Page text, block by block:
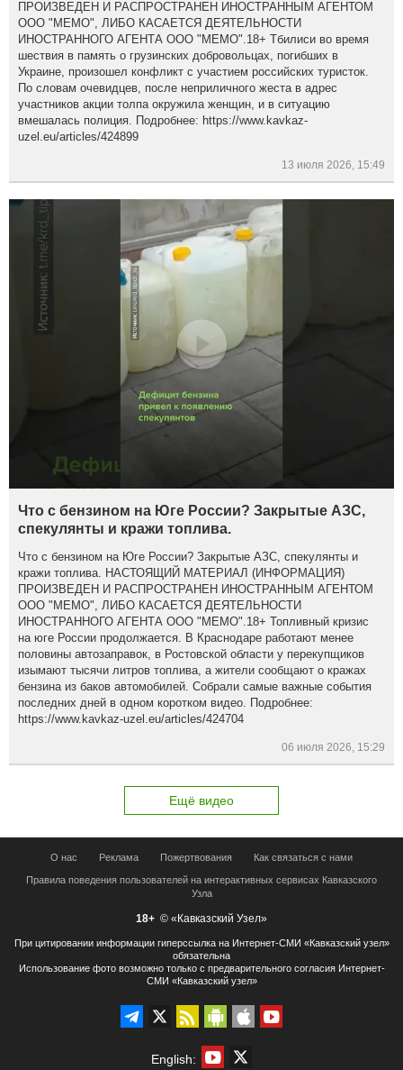
ПРОИЗВЕДЕН И РАСПРОСТРАНЕН ИНОСТРАННЫМ АГЕНТОМ
ООО "МЕМО", ЛИБО КАСАЕТСЯ ДЕЯТЕЛЬНОСТИ
ИНОСТРАННОГО АГЕНТА ООО "МЕМО".18+ Тбилиси во время
шествия в память о грузинских добровольцах, погибших в
Украине, произошел конфликт с участием российских туристок.
По словам очевидцев, после неприличного жеста в адрес
участников акции толпа окружила женщин, и в ситуацию
вмешалась полиция. Подробнее: https://www.kavkaz-
uzel.eu/articles/424899
13 июля 2026, 15:49
Что с бензином на Юге России? Закрытые АЗС,
спекулянты и кражи топлива.
Что с бензином на Юге России? Закрытые АЗС, спекулянты и
кражи топлива. НАСТОЯЩИЙ МАТЕРИАЛ (ИНФОРМАЦИЯ)
ПРОИЗВЕДЕН И РАСПРОСТРАНЕН ИНОСТРАННЫМ АГЕНТОМ
ООО "МЕМО", ЛИБО КАСАЕТСЯ ДЕЯТЕЛЬНОСТИ
ИНОСТРАННОГО АГЕНТА ООО "МЕМО".18+ Топливный кризис
на юге России продолжается. В Краснодаре работают менее
половины автозаправок, в Ростовской области у перекупщиков
изымают тысячи литров топлива, а жители сообщают о кражах
бензина из баков автомобилей. Собрали самые важные события
последних дней в одном коротком видео. Подробнее:
https://www.kavkaz-uzel.eu/articles/424704
06 июля 2026, 15:29
Ещё видео
О нас Реклама Пожертвования Как связаться с нами
Правила поведения пользователей на интерактивных сервисах Кавказского
Узла
18+ © «Кавказский Узел»
При цитировании информации гиперссылка на Интернет-СМИ «Кавказский узел»
обязательна
Использование фото возможно только с предварительного согласия Интернет-
СМИ «Кавказский узел»
English: